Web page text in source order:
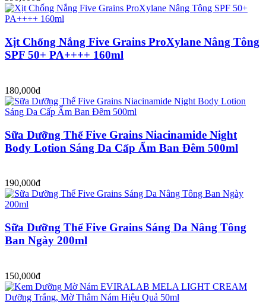
Xịt Chống Nắng Five Grains ProXylane Nâng Tông
SPF 50+ PA++++ 160ml
180,000đ
Sữa Dưỡng Thể Five Grains Niacinamide Night
Body Lotion Sáng Da Cấp Ẩm Ban Đêm 500ml
190,000đ
Sữa Dưỡng Thể Five Grains Sáng Da Nâng Tông
Ban Ngày 200ml
150,000đ